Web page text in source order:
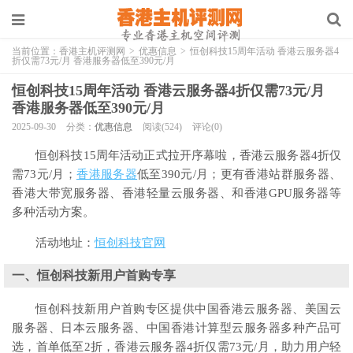
当前位置： 香港主机评测网 > 优惠信息 > 恒创科技15周年活动 香港云服务器4
折仅需73元/月 香港服务器低至390元/月
恒创科技15周年活动 香港云服务器4折仅需73元/月
香港服务器低至390元/月
2025-09-30 分类： 优惠信息 阅读(524) 评论(0)
恒创科技15周年活动正式拉开序幕啦，香港云服务器4折仅
需73元/月； 香港服务器低至390元/月；更有香港站群服务器、
香港大带宽服务器、香港轻量云服务器、和香港GPU服务器等
多种活动方案。
活动地址：恒创科技官网
一、恒创科技新用户首购专享
恒创科技新用户首购专区提供中国香港云服务器、美国云
服务器、日本云服务器、中国香港计算型云服务器多种产品可
选，首单低至2折，香港云服务器4折仅需73元/月，助力用户轻